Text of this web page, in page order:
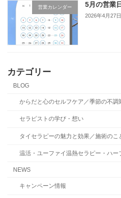
営業カレンダー 5月の営業
2026年4月27日
カテゴリー
BLOG
からだと心のセルフケア／季節の不調
セラピストの学び・想い
タイセラピーの魅力と効果／施術のこ
温活・ユーファイ温熱セラピー・ハー
NEWS
キャンペーン情報